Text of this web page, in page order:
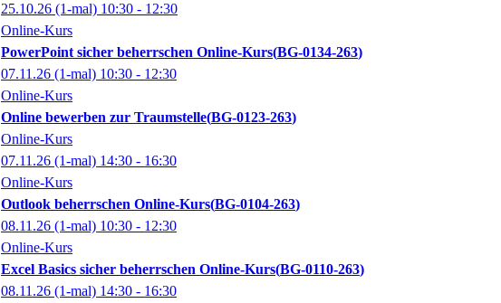
25.10.26 (1-mal) 10:30 - 12:30
Online-Kurs
PowerPoint sicher beherrschen Online-Kurs BG-0134-263
07.11.26 (1-mal) 10:30 - 12:30
Online-Kurs
Online bewerben zur Traumstelle BG-0123-263
Online-Kurs
07.11.26 (1-mal) 14:30 - 16:30
Online-Kurs
Outlook beherrschen Online-Kurs BG-0104-263
08.11.26 (1-mal) 10:30 - 12:30
Online-Kurs
Excel Basics sicher beherrschen Online-Kurs BG-0110-263
08.11.26 (1-mal) 14:30 - 16:30